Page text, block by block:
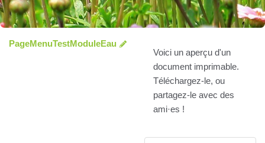
PageMenuTestModuleEau
Voici un aperçu d'un
document imprimable.
Téléchargez-le, ou
partagez-le avec des
ami·es !